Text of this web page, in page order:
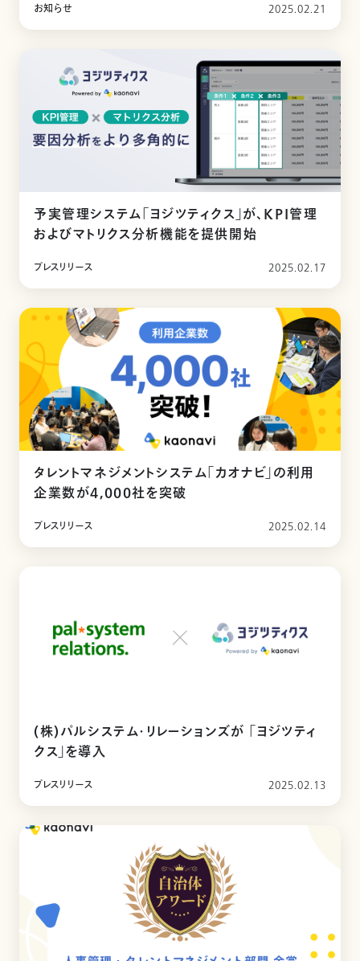
お知らせ 2025.02.21
予実管理システム「ヨジツティクス」が、KPI管理
およびマトリクス分析機能を提供開始
プレスリリース 2025.02.17
タレントマネジメントシステム「カオナビ」の利用
企業数が4,000社を突破
プレスリリース 2025.02.14
(株)パルシステム・リレーションズが 「ヨジツティ
クス」を導入
プレスリリース 2025.02.13